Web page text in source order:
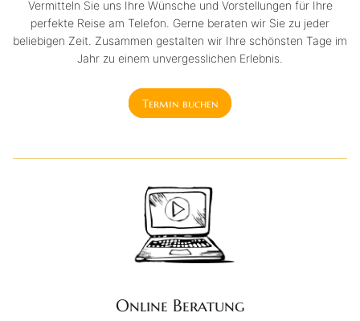
Vermitteln Sie uns Ihre Wünsche und Vorstellungen für Ihre
perfekte Reise am Telefon. Gerne beraten wir Sie zu jeder
beliebigen Zeit. Zusammen gestalten wir Ihre schönsten Tage im
Jahr zu einem unvergesslichen Erlebnis.
Termin buchen
Online Beratung